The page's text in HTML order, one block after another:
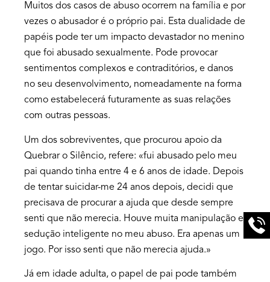
Muitos dos casos de abuso ocorrem na família e por
vezes o abusador é o próprio pai. Esta dualidade de
papéis pode ter um impacto devastador no menino
que foi abusado sexualmente. Pode provocar
sentimentos complexos e contraditórios, e danos
no seu desenvolvimento, nomeadamente na forma
como estabelecerá futuramente as suas relações
com outras pessoas.
Um dos sobreviventes, que procurou apoio da
Quebrar o Silêncio, refere: «fui abusado pelo meu
pai quando tinha entre 4 e 6 anos de idade. Depois
de tentar suicidar-me 24 anos depois, decidi que
precisava de procurar a ajuda que desde sempre
senti que não merecia. Houve muita manipulação e
sedução inteligente no meu abuso. Era apenas um
jogo. Por isso senti que não merecia ajuda.»
Já em idade adulta, o papel de pai pode também